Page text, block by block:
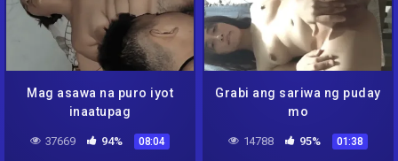
Mag asawa na puro iyot
inaatupag
37669 94% 08:04
Grabi ang sariwa ng puday
mo
14788 95% 01:38